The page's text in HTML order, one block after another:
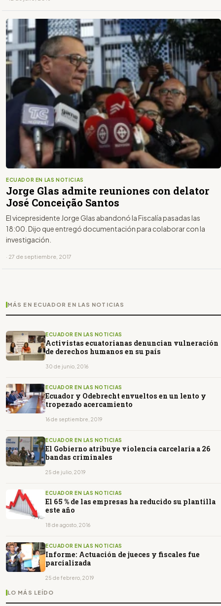
ECUADOR EN LAS NOTICIAS
Jorge Glas admite reuniones con delator
José Conceição Santos
El vicepresidente Jorge Glas abandonó la Fiscalía pasadas las
18:00. Dijo que entregó documentación para colaborar con la
investigación.
· 27 de septiembre, 2017
MÁS EN ECUADOR EN LAS NOTICIAS
ECUADOR EN LAS NOTICIAS
Activistas ecuatorianas denuncian vulneración
de derechos humanos en su país
30 de junio, 2016
ECUADOR EN LAS NOTICIAS
Ecuador y Odebrecht envueltos en un lento y
tropezado acercamiento
16 de septiembre, 2019
ECUADOR EN LAS NOTICIAS
El Gobierno atribuye violencia carcelaria a 26
bandas criminales
25 de julio, 2019
ECUADOR EN LAS NOTICIAS
El 65 % de las empresas ha reducido su plantilla
este año
18 de agosto, 2016
ECUADOR EN LAS NOTICIAS
Informe: Actuación de jueces y fiscales fue
parcializada
25 de febrero, 2019
LO MÁS LEÍDO